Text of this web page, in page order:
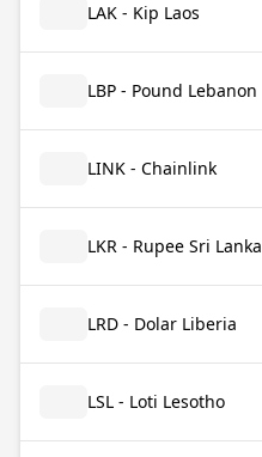
LAK - Kip Laos
LBP - Pound Lebanon
LINK - Chainlink
LKR - Rupee Sri Lanka
LRD - Dolar Liberia
LSL - Loti Lesotho